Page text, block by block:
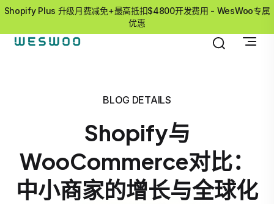
Shopify Plus 升级月费减免+最高抵扣$4800开发费用 - WesWoo专属
优惠
BLOG DETAILS
Shopify与
WooCommerce对比：
中小商家的增长与全球化